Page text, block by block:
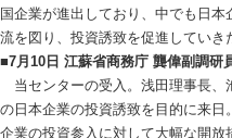
国企業が進出しており、中でも日
流を図り、投資誘致を促進していき
■7月10日 江蘇省商務庁 龔偉副調研
当センターの受入。浅田理事長、
の日本企業の投資誘致を目的に来
企業の投資参入に対して大幅な開